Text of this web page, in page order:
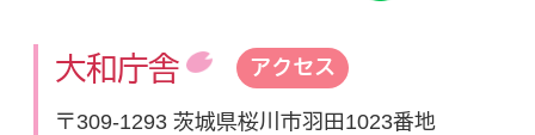
大和庁舎 アクセス
〒309-1293 茨城県桜川市羽田1023番地